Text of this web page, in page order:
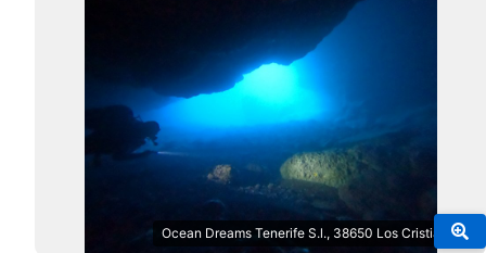
© Ocean Dreams Tenerife S.l., 38650 Los Cristianos